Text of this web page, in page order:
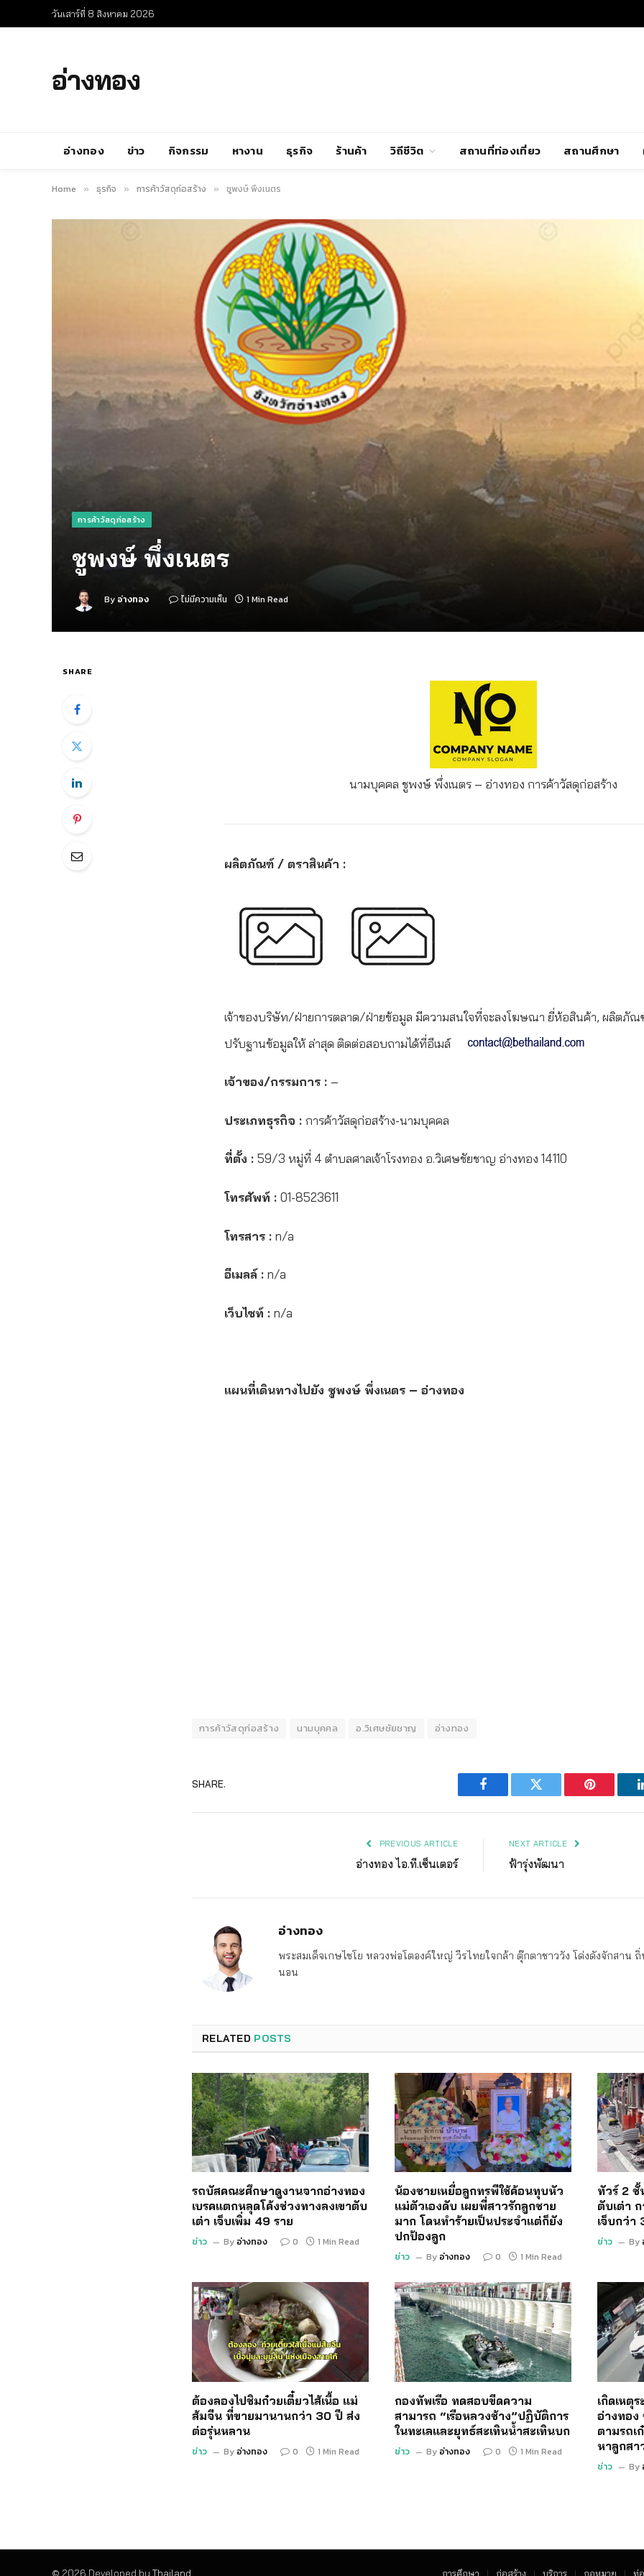
วันเสาร์ที่ 8 สิงหาคม 2026
อ่างทอง
อ่างทอง ข่าว กิจกรรม หางาน ธุรกิจ ร้านค้า วิถีชีวิต สถานที่ท่องเที่ยว สถานศึกษา
Home » ธุรกิจ » การค้าวัสดุก่อสร้าง » ชูพงษ์ พึ่งเนตร
การค้าวัสดุก่อสร้าง
ชูพงษ์ พึ่งเนตร
By อ่างทอง ไม่มีความเห็น 1 Min Read
SHARE
นามบุคคล ชูพงษ์ พึ่งเนตร – อ่างทอง การค้าวัสดุก่อสร้าง
ผลิตภัณฑ์ / ตราสินค้า :
เจ้าของบริษัท/ฝ่ายการตลาด/ฝ่ายข้อมูล มีความสนใจที่จะลงโฆษณา ยี่ห้อสินค้า, ผลิตภัณ
ปรับฐานข้อมูลให้ ล่าสุด ติดต่อสอบถามได้ที่อีเมล์
เจ้าของ/กรรมการ : –
ประเภทธุรกิจ : การค้าวัสดุก่อสร้าง-นามบุคคล
ที่ตั้ง : 59/3 หมู่ที่ 4 ตำบลศาลเจ้าโรงทอง อ.วิเศษชัยชาญ อ่างทอง 14110
โทรศัพท์ : 01-8523611
โทรสาร : n/a
อีเมลล์ : n/a
เว็บไซท์ : n/a
แผนที่เดินทางไปยัง ชูพงษ์ พึ่งเนตร – อ่างทอง
การค้าวัสดุก่อสร้าง นามบุคคล อ.วิเศษชัยชาญ อ่างทอง
SHARE.
Facebook Twitter Pinterest
PREVIOUS ARTICLE
อ่างทอง ไอ.ที.เซ็นเตอร์
NEXT ARTICLE
ฟ้ารุ่งพัฒนา
อ่างทอง
พระสมเด็จเกษไชโย หลวงพ่อโตองค์ใหญ่ วีรไทยใจกล้า ตุ๊กตาชาววัง โด่งดังจักสาน
นอน
RELATED POSTS
รถบัสคณะศึกษาดูงานจากอ่างทอง
เบรคแตกหลุดโค้งช่วงทางลงเขาตับ
เต่า เจ็บเพิ่ม 49 ราย
ข่าว By อ่างทอง 0 1 Min Read
น้องชายเหยื่อลูกทรพีใช้ค้อนทุบหัว
แม่ตัวเองดับ เผยพี่สาวรักลูกชาย
มาก โดนทำร้ายเป็นประจำแต่ก็ยัง
ปกป้องลูก
ข่าว By อ่างทอง 0 1 Min Read
ทัวร์ 2 ชั้
ตับเต่า
เจ็บกว่า
ข่าว By
ต้องลองไปชิมก๋วยเตี๋ยวไส้เนื้อ แม่
ส้มจีน ที่ขายมานานกว่า 30 ปี ส่ง
ต่อรุ่นหลาน
ข่าว By อ่างทอง 0 1 Min Read
กองทัพเรือ ทดสอบขีดความ
สามารถ “เรือหลวงช้าง”ปฏิบัติการ
ในทะเลและยุทธ์สะเทินน้ำสะเทินบก
ข่าว By อ่างทอง 0 1 Min Read
เกิดเหตุ
อ่างทอง
ตามรถเ
หาลูกสา
ข่าว By
© 2026 Developed by Thailand การศึกษา ก่อสร้าง บริการ กฏหมาย ท่